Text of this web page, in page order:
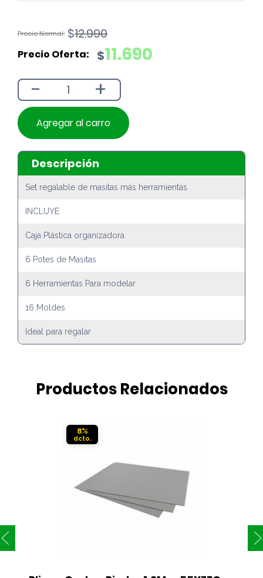
$12.990
El
original
$12.990.
$11.690
El
actual
$11.690.
- +
Agregar al carro
Descripción
Set regalable de masitas más herramientas
INCLUYE
Caja Plástica organizadora
6 Potes de Masitas
6 Herramientas Para modelar
16 Moldes
Ideal para regalar
Productos Relacionados
8%